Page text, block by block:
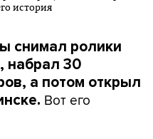
снимал ролики
набрал 30
а потом открыл
Вот его